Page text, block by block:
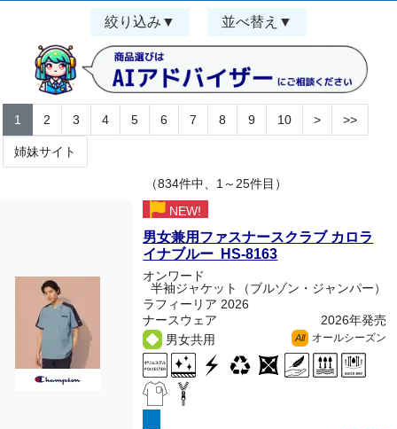
絞り込み 並べ替え
1 2 3 4 5 6 7 8 9 10 > >>
姉妹サイト
（834件中、1～25件目）
NEW!
男女兼用ファスナースクラブ カロラ
イナブルー HS-8163
オンワード
半袖ジャケット（ブルゾン・ジャンパー）
ラフィーリア 2026
ナースウェア
2026年発売
男女共用
All オールシーズン